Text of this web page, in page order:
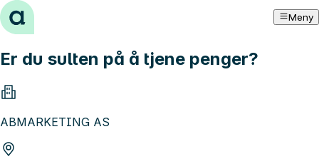
Hopp til innhold Meny
Er du sulten på å tjene penger?
ABMARKETING AS